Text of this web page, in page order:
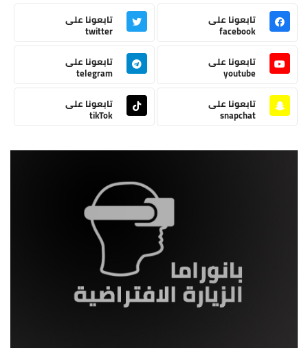
تابعونا على
facebook
تابعونا على
twitter
تابعونا على
youtube
تابعونا على
telegram
تابعونا على
snapchat
تابعونا على
tikTok